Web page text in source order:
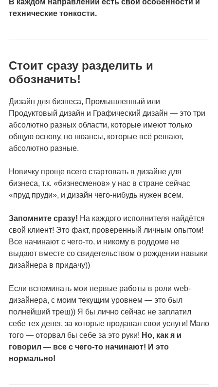
В каждом направлении есть свои особенности и
технические тонкости.
Стоит сразу разделить и
обозначить!
Дизайн для бизнеса, Промышленный или
Продуктовый дизайн и Графический дизайн — это три
абсолютно разных области, которые имеют только
общую основу, но нюансы, которые всё решают,
абсолютно разные.
Новичку проще всего стартовать в дизайне для
бизнеса, т.к. «бизнесменов» у нас в стране сейчас
«пруд пруди», и дизайн чего-нибудь нужен всем.
Запомните сразу! На каждого исполнителя найдётся
свой клиент! Это факт, проверенный личным опытом!
Все начинают с чего-то, и никому в роддоме не
выдают вместе со свидетельством о рождении навыки
дизайнера в придачу))
Если вспоминать мои первые работы в роли web-
дизайнера, с моим текущим уровнем — это был
полнейший треш)) Я бы лично сейчас не заплатил
себе тех денег, за которые продавал свои услуги! Мало
того — оторвал бы себе за это руки! Но, как я и
говорил — все с чего-то начинают! И это
нормально!